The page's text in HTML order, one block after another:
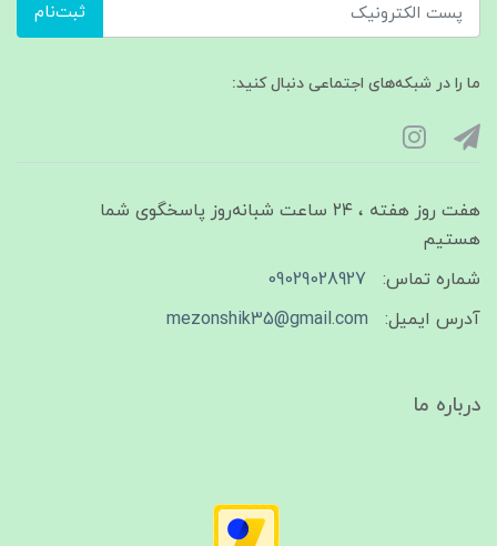
ثبت‌نام
ما را در شبکه‌های اجتماعی دنبال کنید:
هفت روز هفته ، ۲۴ ساعت شبانه‌روز پاسخگوی شما
هستیم
شماره تماس:
09029028927
آدرس ایمیل:
mezonshik35@gmail.com
درباره ما